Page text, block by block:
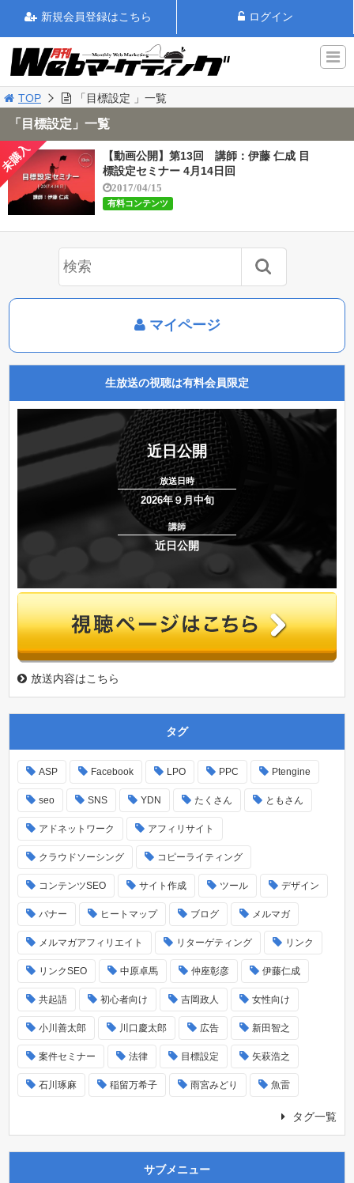
新規会員登録はこちら ログイン
TOP 「目標設定 」一覧
「目標設定」一覧
未購入
【動画公開】第13回 講師：伊藤 仁成 目
標設定セミナー 4月14日回
2017/04/15
有料コンテンツ
マイページ
生放送の視聴は有料会員限定
近日公開
放送日時
2026年９月中旬
講師
近日公開
放送内容はこちら
タグ
ASP Facebook LPO PPC Ptengine
seo SNS YDN たくさん ともさん
アドネットワーク アフィリサイト
クラウドソーシング コピーライティング
コンテンツSEO サイト作成 ツール デザイン
バナー ヒートマップ ブログ メルマガ
メルマガアフィリエイト リターゲティング リンク
リンクSEO 中原卓馬 仲座彰彦 伊藤仁成
共起語 初心者向け 吉岡政人 女性向け
小川善太郎 川口慶太郎 広告 新田智之
案件セミナー 法律 目標設定 矢萩浩之
石川琢麻 稲留万希子 雨宮みどり 魚雷
タグ一覧
サブメニュー